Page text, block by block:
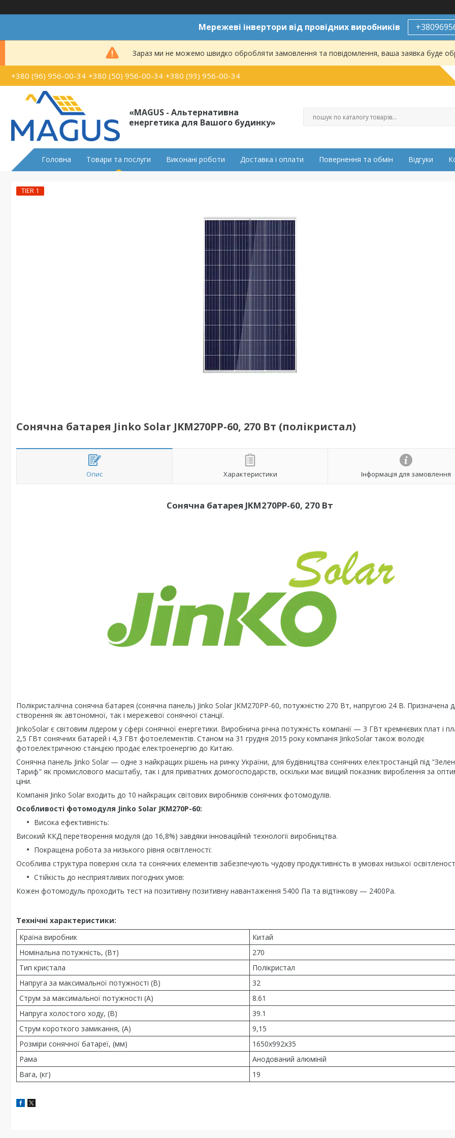
Мережеві інвертори від провідних виробників
Зараз ми не можемо швидко обробляти замовлення та повідомлення, ваша заявка буде
+380 (96) 956-00-34 +380 (50) 956-00-34 +380 (93) 956-00-34
«MAGUS - Альтернативна
енергетика для Вашого будинку»
Головна Товари та послуги Виконані роботи Доставка і оплати Повернення та обмін Відгуки
TIER 1
Сонячна батарея Jinko Solar JKM270PP-60, 270 Вт (полікристал)
Опис Характеристики Інформація для замовлення
Сонячна батарея JKM270PP-60, 270 Вт
Полікристалічна сонячна батарея (сонячна панель) Jinko Solar JKM270PP-60, потужністю 270 Вт, напругою 24 В. Призначена
створення як автономної, так і мережевої сонячної станції.
JinkoSolar є світовим лідером у сфері сонячної енергетики. Виробнича річна потужність компанії — 3 ГВт кремнієвих плат і
2,5 ГВт сонячних батарей і 4,3 ГВт фотоелементів. Станом на 31 грудня 2015 року компанія JinkoSolar також володіє
фотоелектричною станцією продає електроенергію до Китаю.
Сонячна панель Jinko Solar — одне з найкращих рішень на ринку України, для будівництва сонячних електростанцій під
Тариф" як промислового масштабу, так і для приватних домогосподарств, оскільки має вищий показник вироблення за
ціни.
Компанія Jinko Solar входить до 10 найкращих світових виробників сонячних фотомодулів.
Особливості фотомодуля Jinko Solar JKM270P-60:
Висока ефективність:
Високий ККД перетворення модуля (до 16,8%) завдяки інноваційній технології виробництва.
Покращена робота за низького рівня освітленості:
Особлива структура поверхні скла та сонячних елементів забезпечують чудову продуктивність в умовах низької
Стійкість до несприятливих погодних умов:
Кожен фотомодуль проходить тест на позитивну позитивну навантаження 5400 Па та відтінкову — 2400Pa.
Технічні характеристики:
Країна виробник
Китай
Номінальна потужність, (Вт)
270
Тип кристала
Полікристал
Напруга за максимальної потужності (В)
32
Струм за максимальної потужності (A)
8.61
Напруга холостого ходу, (В)
39.1
Струм короткого замикання, (A)
9,15
Розміри сонячної батареї, (мм)
1650x992x35
Рама
Анодований алюміній
Вага, (кг)
19